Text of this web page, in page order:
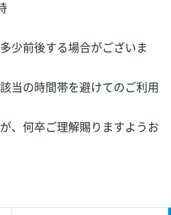
少前後する場合がございま
当の時間帯を避けてのご利用
、何卒ご理解賜りますようお